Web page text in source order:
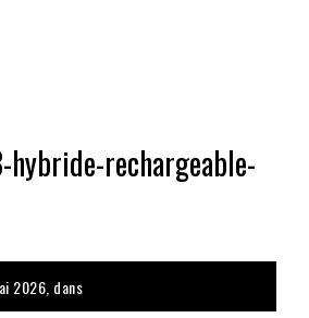
rechargeable-
2026, dans